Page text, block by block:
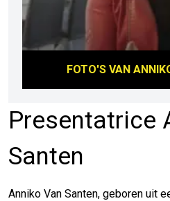
Presentatrice
Santen
Anniko Van Santen, geboren uit
FOTO'S VAN